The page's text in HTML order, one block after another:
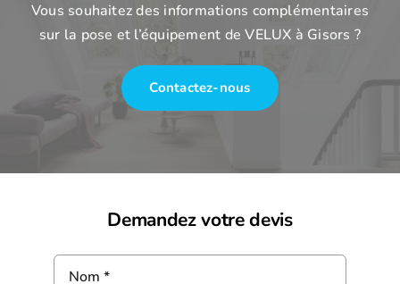
Vous souhaitez des informations complémentaires
sur la pose et l’équipement de VELUX à Gisors ?
Contactez-nous
Demandez votre devis